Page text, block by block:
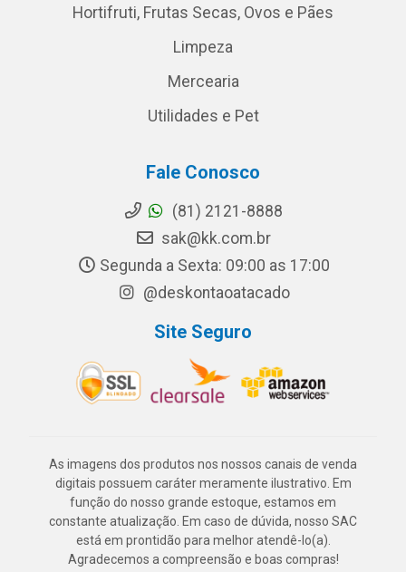
Hortifruti, Frutas Secas, Ovos e Pães
Limpeza
Mercearia
Utilidades e Pet
Fale Conosco
(81) 2121-8888
sak@kk.com.br
Segunda a Sexta: 09:00 as 17:00
@deskontaoatacado
Site Seguro
As imagens dos produtos nos nossos canais de venda
digitais possuem caráter meramente ilustrativo. Em
função do nosso grande estoque, estamos em
constante atualização. Em caso de dúvida, nosso SAC
está em prontidão para melhor atendê-lo(a).
Agradecemos a compreensão e boas compras!